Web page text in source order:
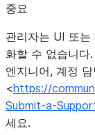
중요
관리자는 UI 또는
화할 수 없습니다
엔지니어, 계정
<https://
Submit-a-
세요.